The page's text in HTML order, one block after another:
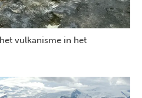
vulkanisme in het